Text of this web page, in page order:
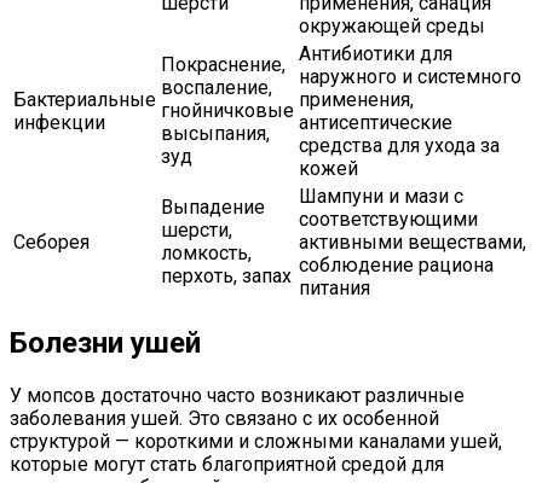
окружающей среды
Бактериальные
инфекции
Покраснение,
воспаление,
гнойничковые
высыпания,
зуд
Антибиотики для
наружного и системного
применения,
антисептические
средства для ухода за
кожей
Себорея
Выпадение
шерсти,
ломкость,
перхоть, запах
Шампуни и мази с
соответствующими
активными веществами,
соблюдение рациона
питания
Болезни ушей
У мопсов достаточно часто возникают различные
заболевания ушей. Это связано с их особенной
структурой — короткими и сложными каналами ушей,
которые могут стать благоприятной средой для